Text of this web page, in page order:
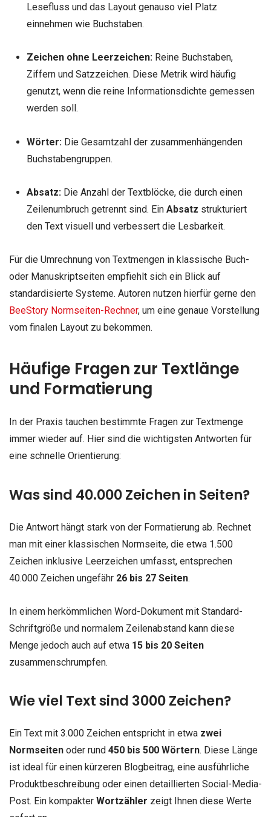
Lesefluss und das Layout genauso viel Platz
einnehmen wie Buchstaben.
Zeichen ohne Leerzeichen:Reine Buchstaben,
Ziffern und Satzzeichen. Diese Metrik wird häufig
genutzt, wenn die reine Informationsdichte gemessen
werden soll.
Wörter:Die Gesamtzahl der zusammenhängenden
Buchstabengruppen.
Absatz:Die Anzahl der Textblöcke, die durch einen
Zeilenumbruch getrennt sind. Ein Absatz strukturiert
den Text visuell und verbessert die Lesbarkeit.
Für die Umrechnung von Textmengen in klassische Buch-
oder Manuskriptseiten empfiehlt sich ein Blick auf
standardisierte Systeme. Autoren nutzen hierfür gerne den
BeeStory Normseiten-Rechner, um eine genaue Vorstellung
vom finalen Layout zu bekommen.
Häufige Fragen zur Textlänge
und Formatierung
In der Praxis tauchen bestimmte Fragen zur Textmenge
immer wieder auf. Hier sind die wichtigsten Antworten für
eine schnelle Orientierung:
Was sind 40.000 Zeichen in Seiten?
Die Antwort hängt stark von der Formatierung ab. Rechnet
man mit einer klassischen Normseite, die etwa 1.500
Zeichen inklusive Leerzeichen umfasst, entsprechen
40.000 Zeichen ungefähr 26 bis 27 Seiten.
In einem herkömmlichen Word-Dokument mit Standard-
Schriftgröße und normalem Zeilenabstand kann diese
Menge jedoch auch auf etwa 15 bis 20 Seiten
zusammenschrumpfen.
Wie viel Text sind 3000 Zeichen?
Ein Text mit 3.000 Zeichen entspricht in etwa zwei
Normseiten oder rund 450 bis 500 Wörtern. Diese Länge
ist ideal für einen kürzeren Blogbeitrag, eine ausführliche
Produktbeschreibung oder einen detaillierten Social-Media-
Post. Ein kompakter Wortzähler zeigt Ihnen diese Werte